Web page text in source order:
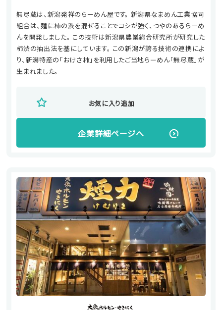
無尽蔵は、新潟発祥のらーめん屋です。 新潟県なまめん工業協同
組合は、麺に柿の渋を混ぜることでコシが強く、つやのあるらーめ
んを開発しました。 この技術は新潟県農業総合研究所が研究した
柿渋の抽出法を基にしています。 この新潟が誇る技術の連携によ
り、新潟特産の「おけさ柿」を利用したご当地らーめん「無尽蔵」が
生まれました。
お気に入り追加
企業詳細ページへ